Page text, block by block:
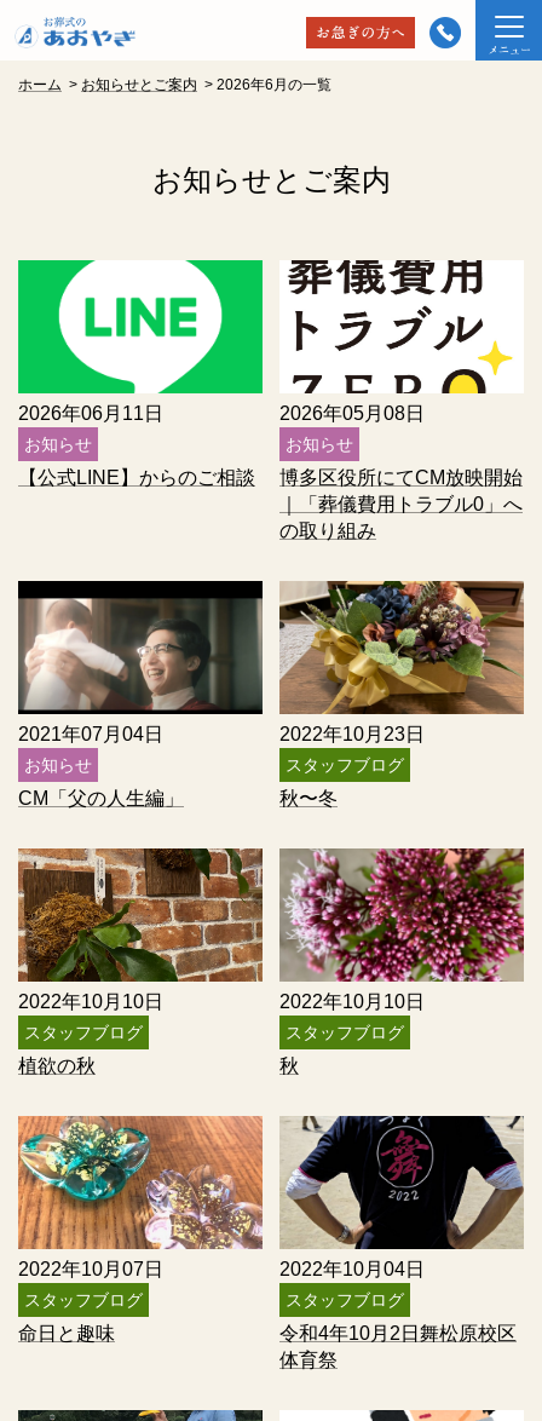
ホーム > お知らせとご案内 > 2026年6月の一覧
お知らせとご案内
2026年06月11日
お知らせ
【公式LINE】からのご相談
2026年05月08日
お知らせ
博多区役所にてCM放映開始
｜「葬儀費用トラブル0」へ
の取り組み
2021年07月04日
お知らせ
CM「父の人生編」
2022年10月23日
スタッフブログ
秋〜冬
2022年10月10日
スタッフブログ
植欲の秋
2022年10月10日
スタッフブログ
秋
2022年10月07日
スタッフブログ
命日と趣味
2022年10月04日
スタッフブログ
令和4年10月2日舞松原校区
体育祭